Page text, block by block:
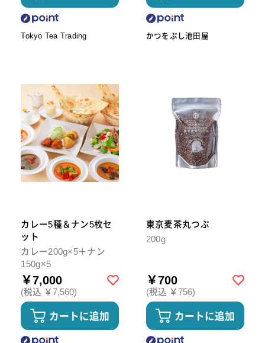
Tokyo Tea Trading かつをぶし池田屋
カレー5種＆ナン5枚セ
ット
カレー200g×5＋ナン
150g×5
￥7,000
(税込 ￥7,560)
カートに追加
東京麦茶丸つぶ
200g
￥700
(税込 ￥756)
カートに追加